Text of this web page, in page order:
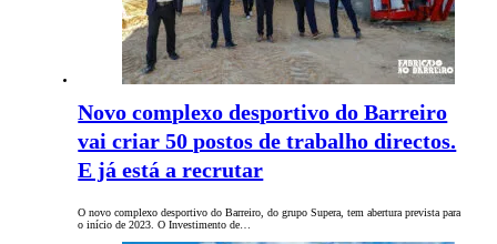
Novo complexo desportivo do Barreiro
vai criar 50 postos de trabalho directos.
E já está a recrutar
O novo complexo desportivo do Barreiro, do grupo Supera, tem abertura prevista para
o início de 2023. O Investimento de…